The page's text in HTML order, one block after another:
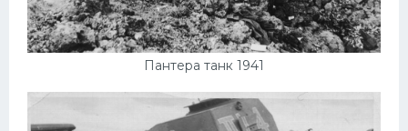
Пантера танк 1941